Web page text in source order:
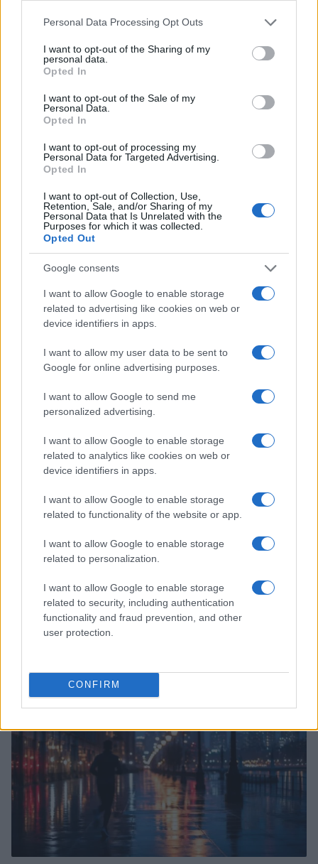
Please note that this website/app uses one or more Google
not limited to your visit or usage behaviour. You may click to
grant or deny consent to Google and its third-party tags to
use your data for below specified purposes in below Google
consent section.
Personal Data Processing Opt Outs
I want to opt-out of the Sharing of my
personal data.
Opted In
I want to opt-out of the Sale of my
Personal Data.
Opted In
I want to opt-out of processing my
Personal Data for Targeted Advertising.
Opted In
I want to opt-out of Collection, Use,
Retention, Sale, and/or Sharing of my
Personal Data that Is Unrelated with the
Purposes for which it was collected.
Opted Out
Google consents
I want to allow Google to enable storage
related to advertising like cookies on web or
device identifiers in apps.
I want to allow my user data to be sent to
Google for online advertising purposes.
I want to allow Google to send me
personalized advertising.
I want to allow Google to enable storage
related to analytics like cookies on web or
device identifiers in apps.
I want to allow Google to enable storage
related to functionality of the website or app.
I want to allow Google to enable storage
related to personalization.
I want to allow Google to enable storage
related to security, including authentication
functionality and fraud prevention, and other
user protection.
CONFIRM
Continua a leggere
FOCUS PMI
Come i conti online stanno trasformando la gestione
finanziaria delle PMI
FOCUS PMI